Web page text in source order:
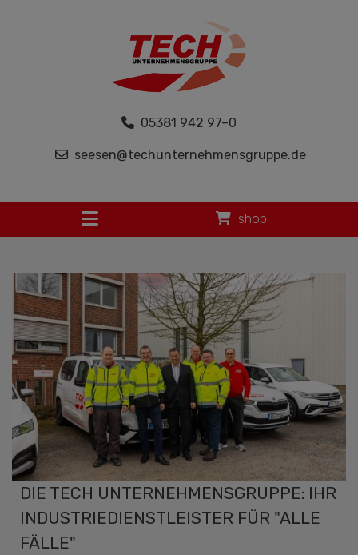
05381 942 97–0
seesen@techunternehmensgruppe.de
shop
DIE TECH UNTERNEHMENSGRUPPE: IHR
INDUSTRIEDIENSTLEISTER FÜR "ALLE
FÄLLE"